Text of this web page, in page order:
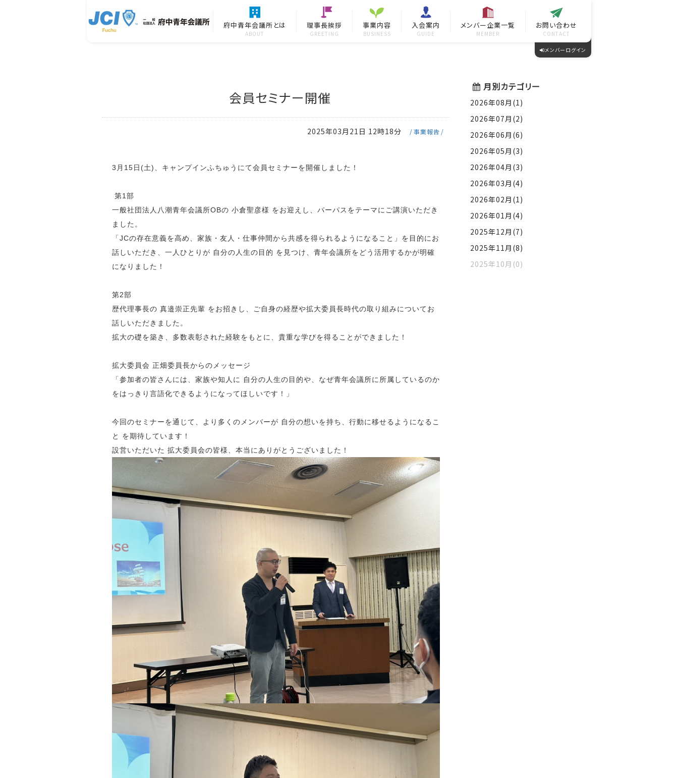
府中青年会議所とは
ABOUT
理事長挨拶
GREETING
事業内容
BUSINESS
入会案内
GUIDE
メンバー企業一覧
MEMBER
お問い合わせ
CONTACT
メンバーログイン
会員セミナー開催
2025年03月21日 12時18分 事業報告
3月15日(土)、キャンプインふちゅうにて会員セミナーを開催しました！
第1部
一般社団法人八潮青年会議所OBの 小倉聖彦様 をお迎えし、パーパスをテーマにご講演いただき
ました。
「JCの存在意義を高め、家族・友人・仕事仲間から共感を得られるようになること」を目的にお
話しいただき、一人ひとりが 自分の人生の目的 を見つけ、青年会議所をどう活用するかが明確
になりました！
第2部
歴代理事長の 真邉崇正先輩 をお招きし、ご自身の経歴や拡大委員長時代の取り組みについてお
話しいただきました。
拡大の礎を築き、多数表彰された経験をもとに、貴重な学びを得ることができました！
拡大委員会 正畑委員長からのメッセージ
「参加者の皆さんには、家族や知人に 自分の人生の目的や、なぜ青年会議所に所属しているのか
をはっきり言語化できるようになってほしいです！」
今回のセミナーを通じて、より多くのメンバーが 自分の想いを持ち、行動に移せるようになるこ
と を期待しています！
設営いただいた 拡大委員会の皆様、本当にありがとうございました！
月別カテゴリー
2026年08月(1)
2026年07月(2)
2026年06月(6)
2026年05月(3)
2026年04月(3)
2026年03月(4)
2026年02月(1)
2026年01月(4)
2025年12月(7)
2025年11月(8)
2025年10月(0)